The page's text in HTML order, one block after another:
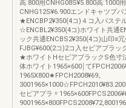
高:800用CNHG08S¥5.800高:1000
CNHG12S¥6.900エンドキャツプパ
★ENCBP2¥350(4コ)４コ入パステ
☆ENCBL2¥350(4コ)ホワイト共通
ック共通ENCBS2¥350(4コ)山印≡
FJBG¥600(2コ)2コ入セビアブラッ
★ホワイトHセピアブラックS色寸
体ホワイト1965×600￨て
1965X800★FPCH2008¥69。
セピアプラ〃